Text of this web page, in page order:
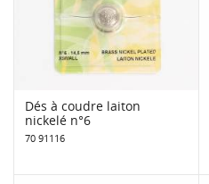
Dés à coudre laiton
nickelé n°6
70 91116